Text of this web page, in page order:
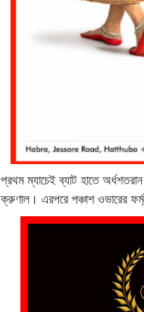
প্রথম ম্যাচেই ব্যাট হাতে
ক্রুণাল। এরপরে পঞ্চাশ ওভারের